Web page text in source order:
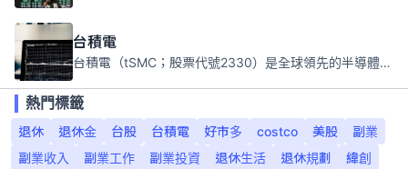
台積電
台積電（tSMC；股票代號2330）是全球領先的半導體代工公司，成立於1987年，總部位於台灣新竹。且已於美國、日本、德國及中國設廠，台積電是全球首家專業積體電路製造服務公司，也是全球最先進和最大規模的半導體代工廠。
熱門標籤
退休
退休金 台股 台積電 好市多 costco 美股
副業
副業收入
副業工作 副業投資 退休生活 退休規劃
緯創